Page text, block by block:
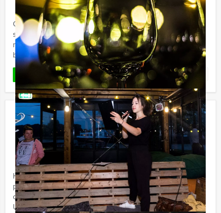
Gezellig eten en drinken en tussendoor een spannend
stadsspel spelen. Dat klinkt als de ideale
middagbesteding of niet? Wij van Holland Tour Guides
bieden deze ...
Favoriet
De Popquiz in Eindhoven
Vanaf€ 27,50 p.p. excl. BTW
Vanaf 12 personen ‐ 1 uur en 30 minuten
Holland Tour Guides komt nu met een spetterende
popquiz. In hartje Eindhoven wordt uw muzikale kennis
op de proef gesteld. Voor welke categorie kiest u?
Uiteraard kunnen ...